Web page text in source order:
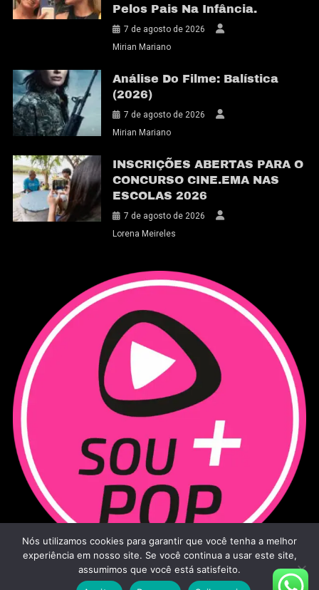
Pelos Pais Na Infância.
7 de agosto de 2026
Mirian Mariano
Análise Do Filme: Balística
(2026)
7 de agosto de 2026
Mirian Mariano
INSCRIÇÕES ABERTAS PARA O
CONCURSO CINE.EMA NAS
ESCOLAS 2026
7 de agosto de 2026
Lorena Meireles
Nós utilizamos cookies para garantir que você tenha a melhor
experiência em nosso site. Se você continua a usar este site,
assumimos que você está satisfeito.